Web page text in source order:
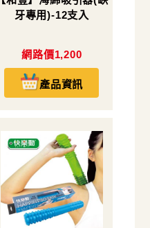
牙專用)-12支入
網路價1,200
產品資訊